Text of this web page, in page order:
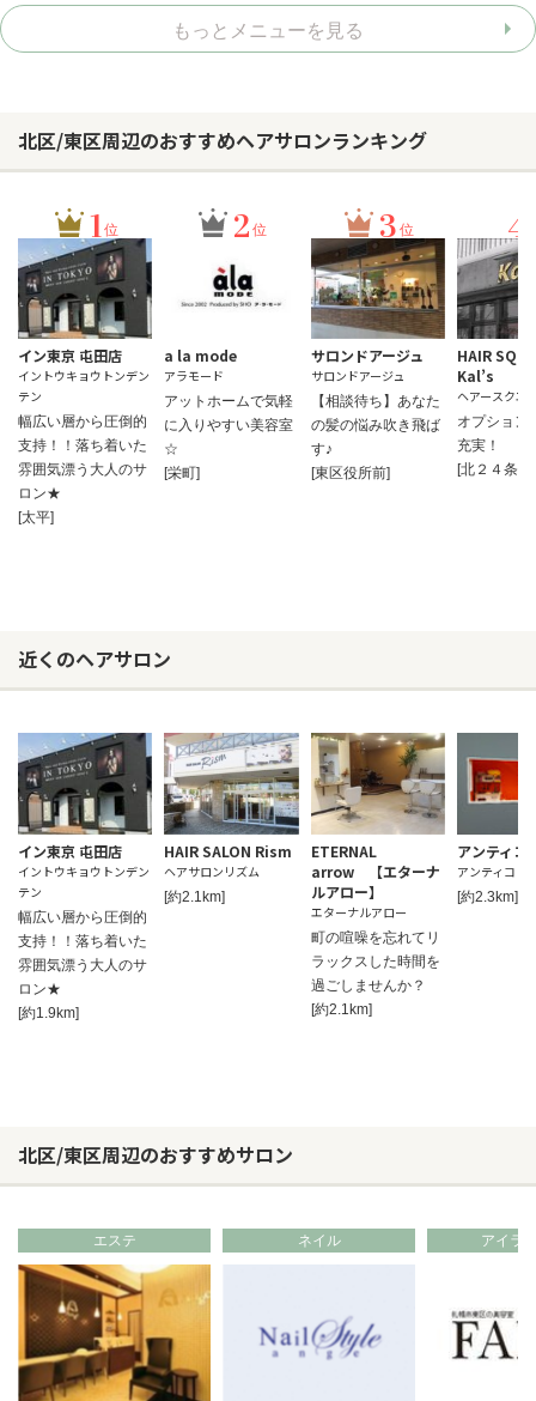
もっとメニューを見る
北区/東区周辺のおすすめヘアサロンランキング
1位
イン東京 屯田店
イントウキョウトンデン
テン
幅広い層から圧倒的
支持！！落ち着いた
雰囲気漂う大人のサ
ロン★
[太平]
2 位
a la mode
アラモード
アットホームで気軽
に入りやすい美容室
☆
[栄町]
3 位
サロンドアージュ
サロンドアージュ
【相談待ち】あなた
の髪の悩み吹き飛ば
す♪
[東区役所前]
4
HAIR
Kal’s
ヘアースクエ
オプション
充実！
[北２４条]
近くのヘアサロン
イン東京 屯田店
イントウキョウトンデン
テン
幅広い層から圧倒的
支持！！落ち着いた
雰囲気漂う大人のサ
ロン★
[約1.9km]
HAIR SALON Rism
ヘアサロンリズム
[約2.1km]
ETERNAL
arrow 【エターナ
ルアロー】
エターナルアロー
町の喧噪を忘れてリ
ラックスした時間を
過ごしませんか？
[約2.1km]
アンティコ
アンティコト
[約2.3km]
北区/東区周辺のおすすめサロン
エステ ネイル アイラ